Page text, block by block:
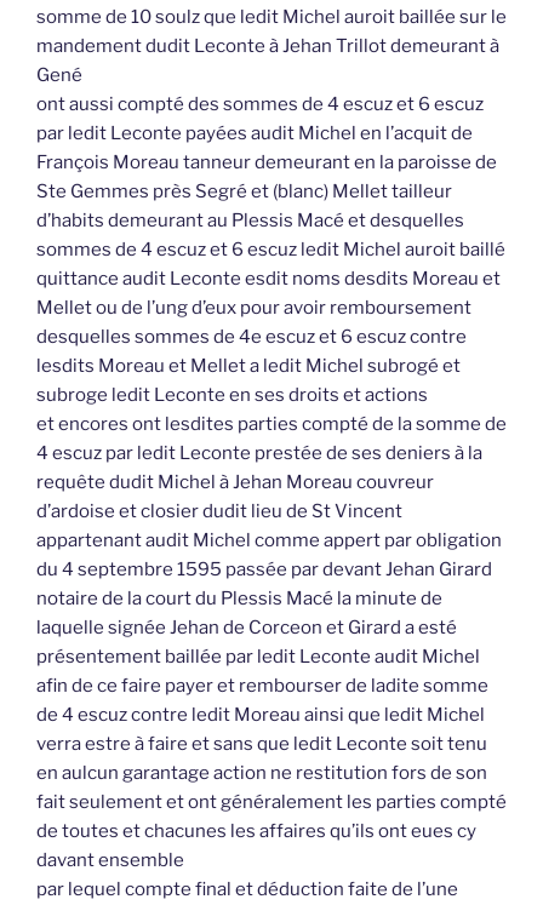
somme de 10 soulz que ledit Michel auroit baillée sur le
mandement dudit Leconte à Jehan Trillot demeurant à
Gené
ont aussi compté des sommes de 4 escuz et 6 escuz
par ledit Leconte payées audit Michel en l’acquit de
François Moreau tanneur demeurant en la paroisse de
Ste Gemmes près Segré et (blanc) Mellet tailleur
d’habits demeurant au Plessis Macé et desquelles
sommes de 4 escuz et 6 escuz ledit Michel auroit baillé
quittance audit Leconte esdit noms desdits Moreau et
Mellet ou de l’ung d’eux pour avoir remboursement
desquelles sommes de 4e escuz et 6 escuz contre
lesdits Moreau et Mellet a ledit Michel subrogé et
subroge ledit Leconte en ses droits et actions
et encores ont lesdites parties compté de la somme de
4 escuz par ledit Leconte prestée de ses deniers à la
requête dudit Michel à Jehan Moreau couvreur
d’ardoise et closier dudit lieu de St Vincent
appartenant audit Michel comme appert par obligation
du 4 septembre 1595 passée par devant Jehan Girard
notaire de la court du Plessis Macé la minute de
laquelle signée Jehan de Corceon et Girard a esté
présentement baillée par ledit Leconte audit Michel
afin de ce faire payer et rembourser de ladite somme
de 4 escuz contre ledit Moreau ainsi que ledit Michel
verra estre à faire et sans que ledit Leconte soit tenu
en aulcun garantage action ne restitution fors de son
fait seulement et ont généralement les parties compté
de toutes et chacunes les affaires qu’ils ont eues cy
davant ensemble
par lequel compte final et déduction faite de l’une